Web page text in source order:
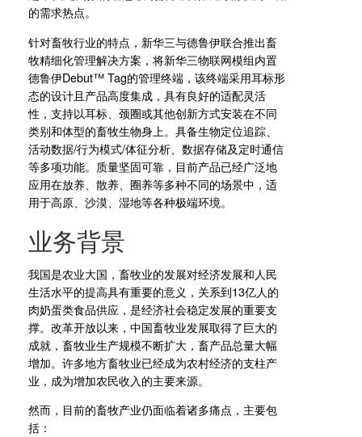
的需求热点。
针对畜牧行业的特点，新华三与德鲁伊联合推出畜
牧精细化管理解决方案，将新华三物联网模组内置
德鲁伊Debut™ Tag的管理终端，该终端采用耳标形
态的设计且产品高度集成，具有良好的适配灵活
性，支持以耳标、颈圈或其他创新方式安装在不同
类别和体型的畜牧生物身上。具备生物定位追踪、
活动数据/行为模式/体征分析、数据存储及定时通信
等多项功能。质量坚固可靠，目前产品已经广泛地
应用在放养、散养、圈养等多种不同的场景中，适
用于高原、沙漠、湿地等各种极端环境。
业务背景
我国是农业大国，畜牧业的发展对经济发展和人民
生活水平的提高具有重要的意义，关系到13亿人的
肉奶蛋类食品供应，是经济社会稳定发展的重要支
撑。改革开放以来，中国畜牧业发展取得了巨大的
成就，畜牧业生产规模不断扩大，畜产品总量大幅
增加。许多地方畜牧业已经成为农村经济的支柱产
业，成为增加农民收入的主要来源。
然而，目前的畜牧产业仍面临着诸多痛点，主要包
括：